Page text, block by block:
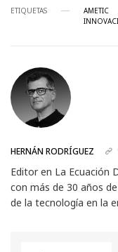
ETIQUETAS AMETIC
HERNÁN RODRÍGUEZ
Editor en La Ecuación
con más de 30 años
de la tecnología en la